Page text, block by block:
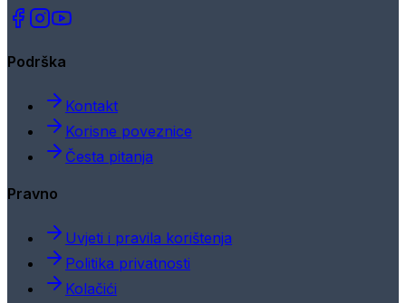
Podrška
Kontakt
Korisne poveznice
Česta pitanja
Pravno
Uvjeti i pravila korištenja
Politika privatnosti
Kolačići